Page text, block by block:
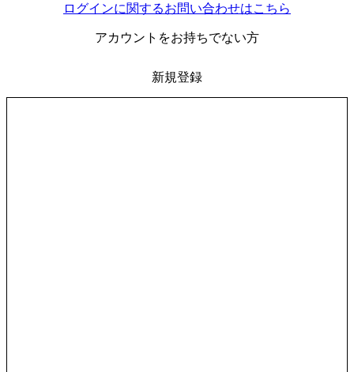
ログインに関するお問い合わせはこちら
アカウントをお持ちでない方
新規登録